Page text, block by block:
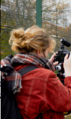
divadla
surovou